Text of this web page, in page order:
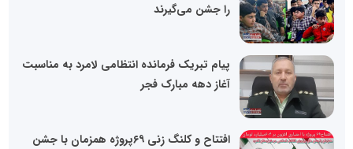
را جشن می‌گیرند
پیام تبریک فرمانده انتظامی لامرد به مناسبت
آغاز دهه مبارک فجر
افتتاح و کلنگ زنی ۶۹پروژه همزمان با جشن